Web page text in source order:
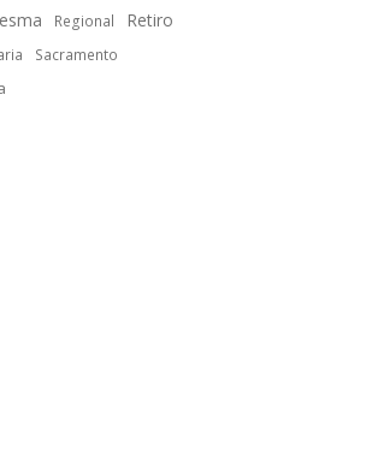
Regional Retiro
Sacramento